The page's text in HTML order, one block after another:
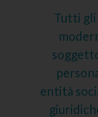
Tutti
entità